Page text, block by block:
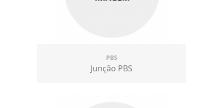
PBS
Junção PBS